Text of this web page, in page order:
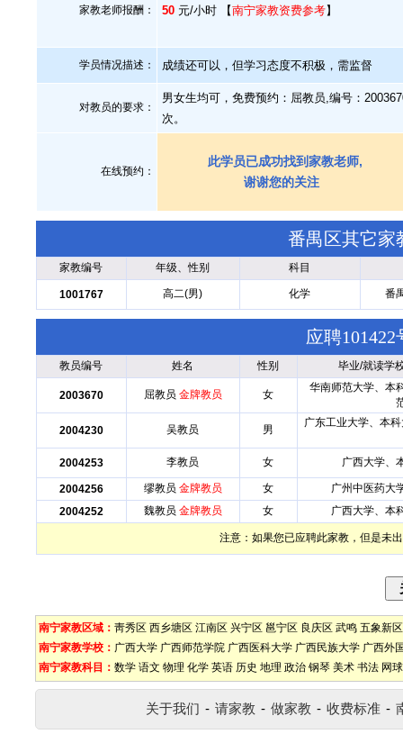
家教老师报酬： 50 元/小时 【南宁家教资费参考】
学员情况描述： 成绩还可以，但学习态度不积极，需监督
对教员的要求：
男女生均可，免费预约：屈教员,编号：
次。
在线预约：
此学员已成功找到家教老师,
谢谢您的关注
番禺区其它家
家教编号 年级、性别 科目
1001767 高二(男) 化学 番
应聘
教员编号 姓名 性别 毕业/就读学
2003670 屈教员 金牌教员 女
华南师范大学、本
2004230 吴教员 男
广东工业大学、本
2004253 李教员 女 广西大学、
2004256 缪教员 金牌教员 女
广州中医药大
2004252
魏教员 金牌教员 女 广西大学、本
注意：如果您已应聘此家教，但是未
南宁家教区域： 靑秀区 西乡塘区 江南区 兴宁区 邕宁区 良庆区 武鸣 五象新区
南宁家教学校： 广西大学 广西师范学院 广西医科大学 广西民族大学 广西外
南宁家教科目： 数学 语文 物理 化学 英语 历史 地理 政治 钢琴 美术 书法 网球
关于我们 - 请家教 - 做家教 - 收费标准 -